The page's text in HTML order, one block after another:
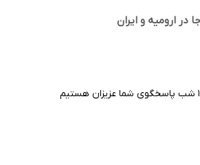
در ارومیه و ایران